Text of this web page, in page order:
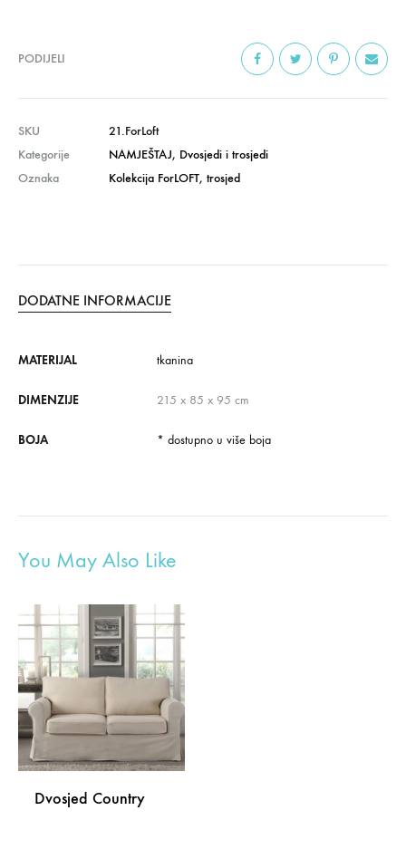
PODIJELI
SKU
21.ForLoft
Kategorije
NAMJEŠTAJ, Dvosjedi i trosjedi
Oznaka
Kolekcija ForLOFT, trosjed
DODATNE INFORMACIJE
MATERIJAL tkanina
DIMENZIJE 215 x 85 x 95 cm
BOJA * dostupno u više boja
You May Also Like
Dvosjed Country